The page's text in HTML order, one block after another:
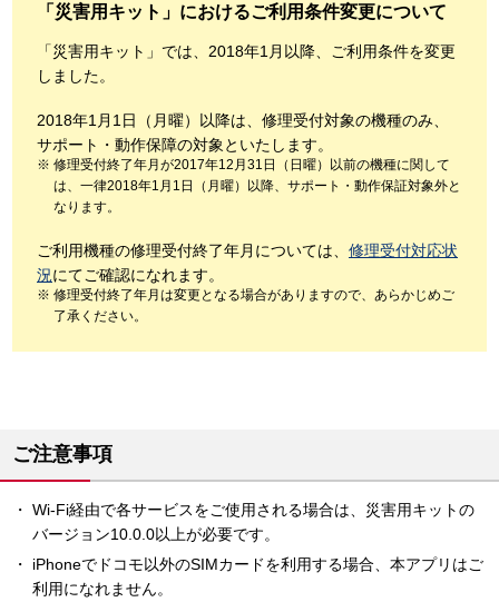
「災害用キット」におけるご利用条件変更について
「災害用キット」では、2018年1月以降、ご利用条件を変更
しました。
2018年1月1日（月曜）以降は、修理受付対象の機種のみ、
サポート・動作保障の対象といたします。
修理受付終了年月が2017年12月31日（日曜）以前の機種に関して
は、一律2018年1月1日（月曜）以降、サポート・動作保証対象外と
なります。
ご利用機種の修理受付終了年月については、 修理受付対応状
況にてご確認になれます。
修理受付終了年月は変更となる場合がありますので、あらかじめご
了承ください。
ご注意事項
Wi-Fi経由で各サービスをご使用される場合は、災害用キットの
バージョン10.0.0以上が必要です。
iPhoneでドコモ以外のSIMカードを利用する場合、本アプリはご
利用になれません。